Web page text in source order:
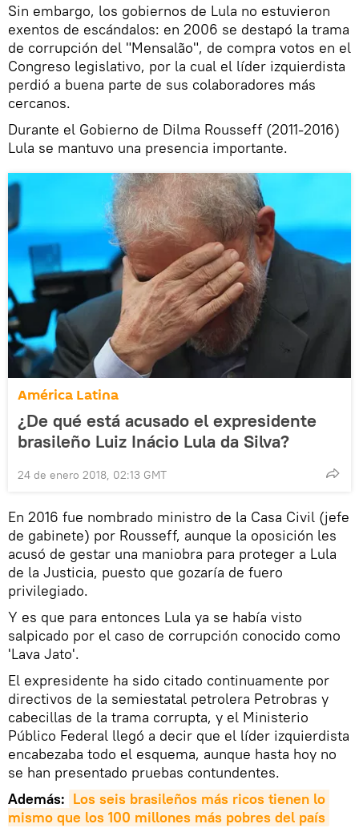
Sin embargo, los gobiernos de Lula no estuvieron
exentos de escándalos: en 2006 se destapó la trama
de corrupción del "Mensalão", de compra votos en el
Congreso legislativo, por la cual el líder izquierdista
perdió a buena parte de sus colaboradores más
cercanos.
Durante el Gobierno de Dilma Rousseff (2011-2016)
Lula se mantuvo una presencia importante.
América Latina
¿De qué está acusado el expresidente
brasileño Luiz Inácio Lula da Silva?
24 de enero 2018, 02:13 GMT
En 2016 fue nombrado ministro de la Casa Civil (jefe
de gabinete) por Rousseff, aunque la oposición les
acusó de gestar una maniobra para proteger a Lula
de la Justicia, puesto que gozaría de fuero
privilegiado.
Y es que para entonces Lula ya se había visto
salpicado por el caso de corrupción conocido como
'Lava Jato'.
El expresidente ha sido citado continuamente por
directivos de la semiestatal petrolera Petrobras y
cabecillas de la trama corrupta, y el Ministerio
Público Federal llegó a decir que el líder izquierdista
encabezaba todo el esquema, aunque hasta hoy no
se han presentado pruebas contundentes.
Además: Los seis brasileños más ricos tienen lo
mismo que los 100 millones más pobres del país